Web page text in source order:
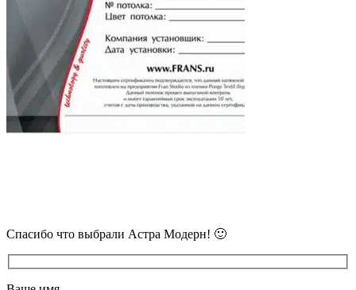
Спасибо что выбрали Астра Модерн! 🙂